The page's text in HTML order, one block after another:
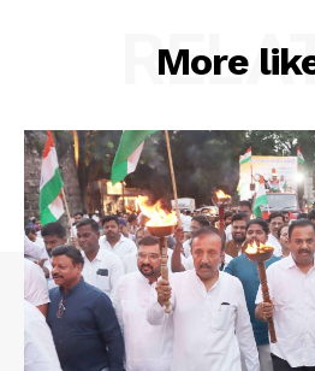
More